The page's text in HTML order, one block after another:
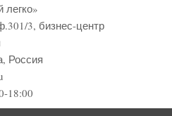
легко»
3, бизнес-центр
Россия
18:00